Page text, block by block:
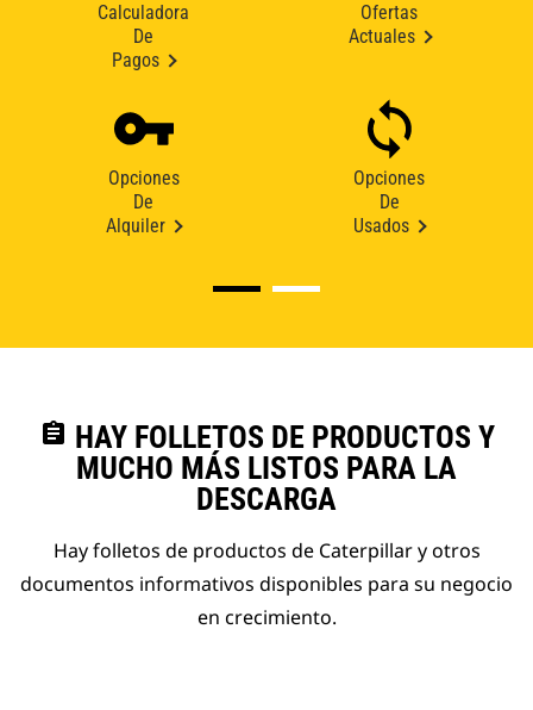
Calculadora
De
Pagos
Ofertas
Actuales
Opciones
De
Alquiler
Opciones
De
Usados
assignment HAY FOLLETOS DE PRODUCTOS Y
MUCHO MÁS LISTOS PARA LA
DESCARGA
Hay folletos de productos de Caterpillar y otros
documentos informativos disponibles para su negocio
en crecimiento.